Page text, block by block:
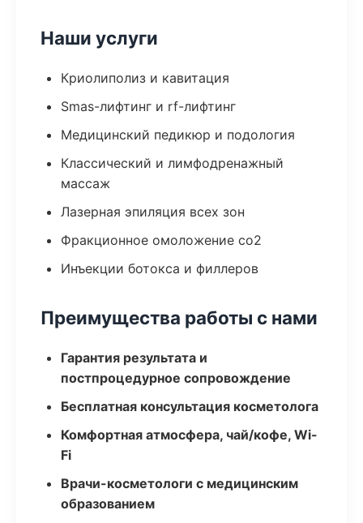
Наши услуги
Криолиполиз и кавитация
Smas-лифтинг и rf-лифтинг
Медицинский педикюр и подология
Классический и лимфодренажный
массаж
Лазерная эпиляция всех зон
Фракционное омоложение co2
Инъекции ботокса и филлеров
Преимущества работы с нами
Гарантия результата и
постпроцедурное сопровождение
Бесплатная консультация косметолога
Комфортная атмосфера, чай/кофе, Wi-
Fi
Врачи-косметологи с медицинским
образованием